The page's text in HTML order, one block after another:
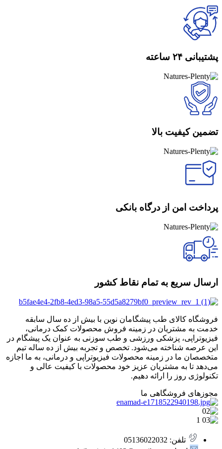
پشتیبانی ۲۴ ساعته
تضمین کیفیت بالا
پرداخت امن از درگاه بانکی
ارسال سریع به تمام نقاط کشور
فروشگاه کالای طب پیشگامان نوین با بیش از ده سال سابقه
خدمت به مشتریان در زمینه فروش محصولات کمک درمانی،
فیزیوتراپی، پزشکی ورزشی و طب سوزنی به عنوان یک پیشگام در
این عرصه شناخته می‌شود. تخصص و تجربه بیش از ده ساله تیم
متخصصان ما در زمینه محصولات فیزیوتراپی و درمانی، به ما اجازه
می‌دهد تا به مشتریان عزیز خود محصولات با کیفیت عالی و
تکنولوژی روز را ارائه دهیم.
مجوزهای فروشگاهی ما
تلفن: 05136022032